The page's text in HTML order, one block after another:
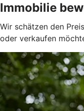
Immobilie
Wir schätzen den
oder verkaufen